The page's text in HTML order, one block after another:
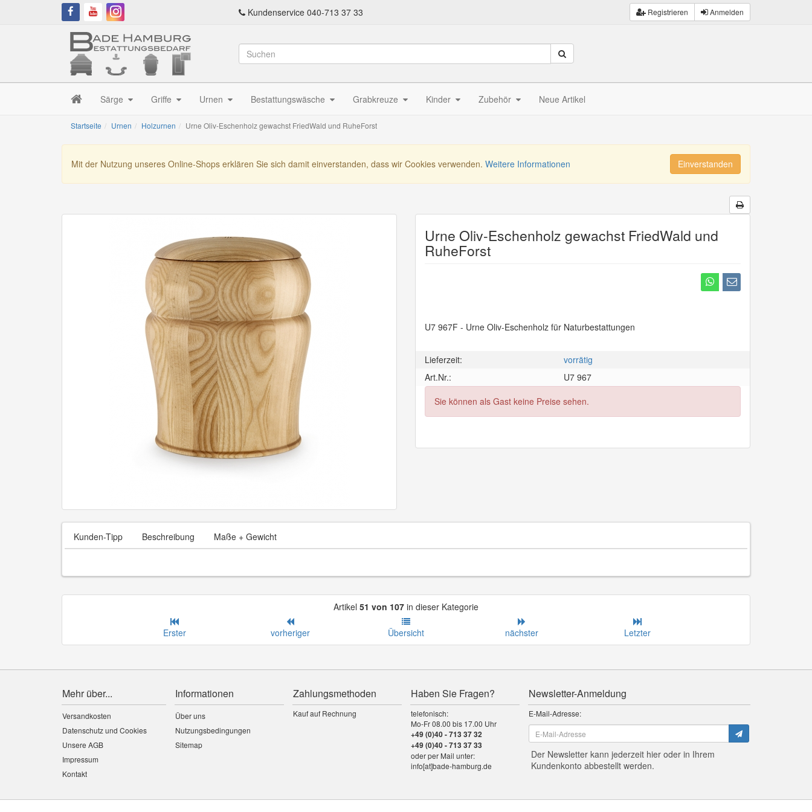
Kundenservice 040-713 37 33 Registrieren Anmelden
Särge Griffe Urnen Bestattungswäsche Grabkreuze Kinder Zubehör Neue Artikel
Startseite Urnen Holzurnen Urne Oliv-Eschenholz gewachst FriedWald und RuheForst
Mit der Nutzung unseres Online-Shops erklären Sie sich damit einverstanden, dass wir Cookies verwenden. Weitere Informationen Einverstanden
Urne Oliv-Eschenholz gewachst FriedWald und
RuheForst
U7 967F - Urne Oliv-Eschenholz für Naturbestattungen
Lieferzeit:
vorrätig
Art.Nr.:
U7 967
Sie können als Gast keine Preise sehen.
Kunden-Tipp Beschreibung Maße + Gewicht
Artikel 51 von 107 in dieser Kategorie
Erster vorheriger Übersicht nächster Letzter
Mehr über...
Versandkosten
Datenschutz und Cookies
Unsere AGB
Impressum
Kontakt
Informationen
Über uns
Nutzungsbedingungen
Sitemap
Zahlungsmethoden
Kauf auf Rechnung
Haben Sie Fragen?
telefonisch:
Mo-Fr 08.00 bis 17.00 Uhr
+49 (0)40 - 713 37 32
+49 (0)40 - 713 37 33
oder per Mail unter:
info[at]bade-hamburg.de
Newsletter-Anmeldung
E-Mail-Adresse:
Der Newsletter kann jederzeit hier oder in Ihrem
Kundenkonto abbestellt werden.